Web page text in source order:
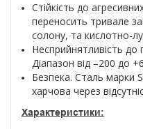
Стійкість до
переносить тривале
солону, та кислотно-
Несприйнятливість до
Діапазон від –200 до
Безпека. Сталь марки
харчова через
Характеристики: